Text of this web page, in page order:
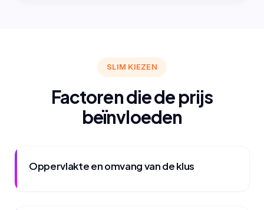
SLIM KIEZEN
Factoren die de prijs
beïnvloeden
Oppervlakte en omvang van de klus